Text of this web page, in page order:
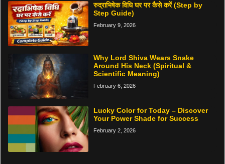
रुद्राभिषेक विधि घर पर कैसे करें (Step by
Step Guide)
February 9, 2026
Why Lord Shiva Wears Snake
Around His Neck (Spiritual &
Scientific Meaning)
February 6, 2026
Lucky Color for Today – Discover
Your Power Shade for Success
February 2, 2026